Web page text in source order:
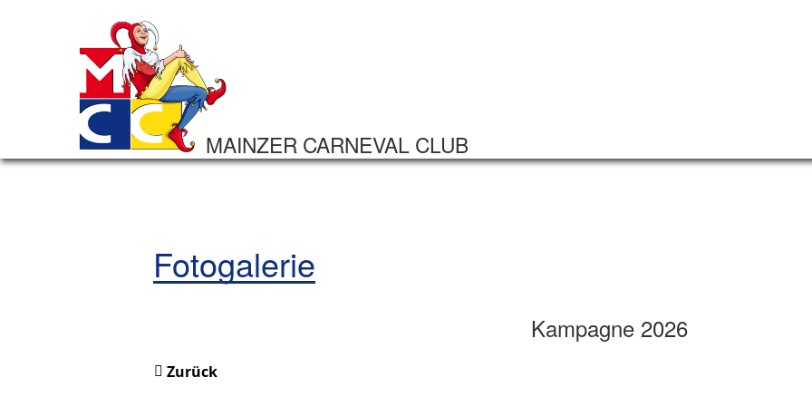
MAINZER CARNEVAL CLUB
Fotogalerie
Kampagne 2026
Zurück